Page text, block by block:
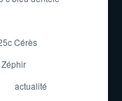
Cérès
actualité